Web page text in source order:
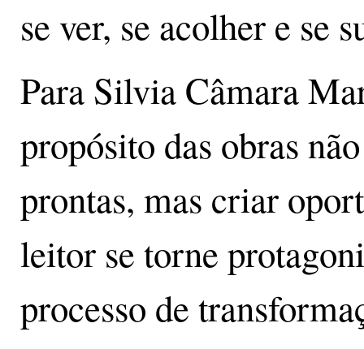
se ver, se acolher e se
Para Silvia Câmara
propósito das obras
prontas, mas criar
leitor se torne
processo de